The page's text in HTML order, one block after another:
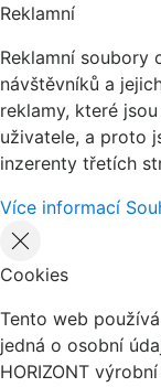
Reklamní
Reklamní soubory
návštěvníků a
reklamy, které
uživatele, a proto
inzerenty třetích
Více informací
Cookies
Tento web
jedná o osobní
HORIZONT